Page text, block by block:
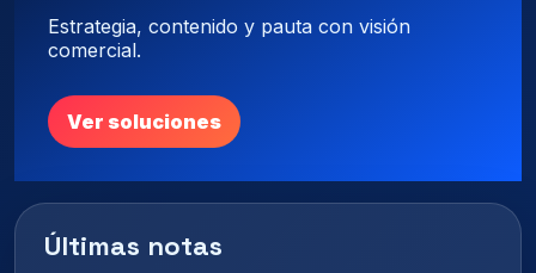
Estrategia, contenido y pauta con visión
comercial.
Ver soluciones
Últimas notas